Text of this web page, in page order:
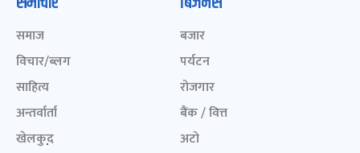
समाज
विचार/ब्लग
साहित्य
अन्तर्वार्ता
खेलकुद़़
बजार
पर्यटन
रोजगार
बैंक / वित्त
अटो